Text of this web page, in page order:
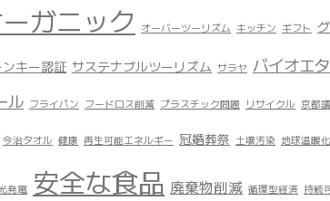
ガニック オーバーツーリズム キッチン ギフト グ
ンキー認証 サステナブルツーリズム サラヤ バイオエタ
ル フライパン フードロス削減 プラスチック問題 リサイクル 京都議
今治タオル 健康 再生可能エネルギー 冠婚葬祭 土壌汚染 地球温暖化
発電 安全な食品 廃棄物削減 循環型経済 持続